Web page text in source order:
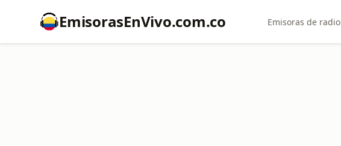
EmisorasEnVivo.com.co Emisoras de radio